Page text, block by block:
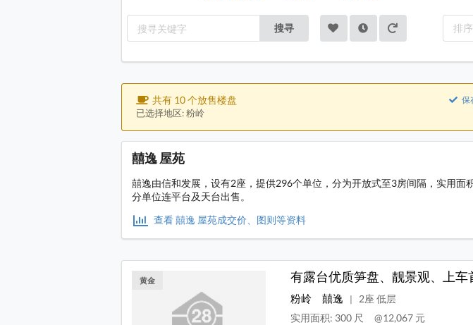
搜寻 排序
共有 10 个放售楼盘
已选择地区: 粉岭
保
囍逸 屋苑
囍逸由信和发展，设有2座，提供296个单位，分为开放式至3房间隔，实用面
分单位连平台及天台出售。
查看 囍逸 屋苑成交价、图则等资料
黄金 有露台优质笋盘、靓景观、上车
粉岭 囍逸 |
2座 低层
实用面积: 300 尺
@12,067 元